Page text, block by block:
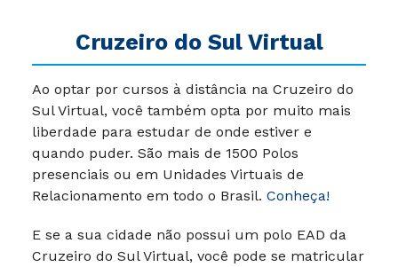
Cruzeiro do Sul Virtual
Ao optar por cursos à distância na Cruzeiro do
Sul Virtual, você também opta por muito mais
liberdade para estudar de onde estiver e
quando puder. São mais de 1500 Polos
presenciais ou em Unidades Virtuais de
Relacionamento em todo o Brasil. Conheça!
E se a sua cidade não possui um polo EAD da
Cruzeiro do Sul Virtual, você pode se matricular